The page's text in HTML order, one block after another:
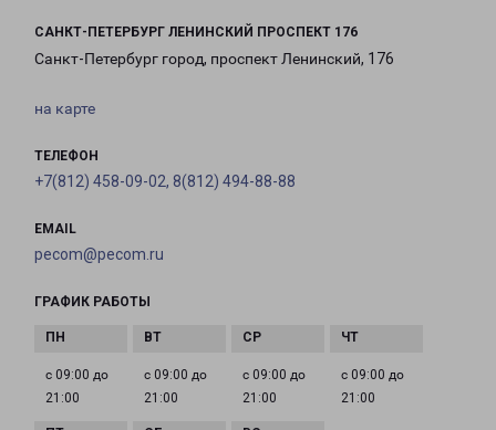
САНКТ-ПЕТЕРБУРГ ЛЕНИНСКИЙ ПРОСПЕКТ 176
Санкт-Петербург город, проспект Ленинский, 176
на карте
ТЕЛЕФОН
+7(812) 458-09-02, 8(812) 494-88-88
EMAIL
pecom@pecom.ru
ГРАФИК РАБОТЫ
с 09:00 до
21:00
с 09:00 до
21:00
с 09:00 до
21:00
с 09:00 до
21:00